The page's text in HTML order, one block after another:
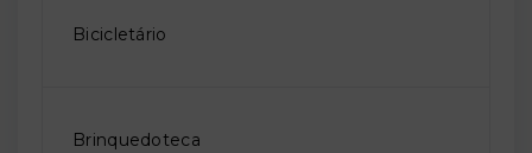
Bicicletário
Brinquedoteca